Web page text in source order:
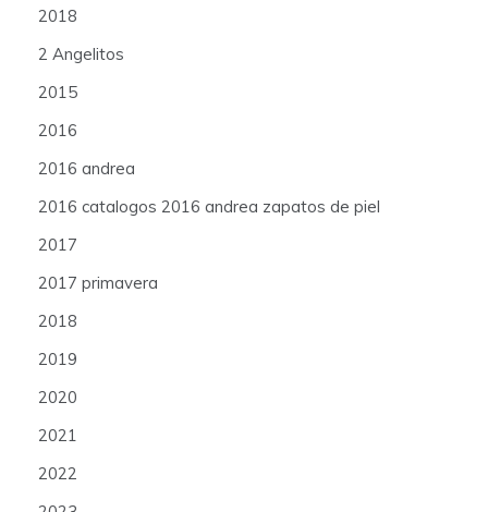
2018
2 Angelitos
2015
2016
2016 andrea
2016 catalogos 2016 andrea zapatos de piel
2017
2017 primavera
2018
2019
2020
2021
2022